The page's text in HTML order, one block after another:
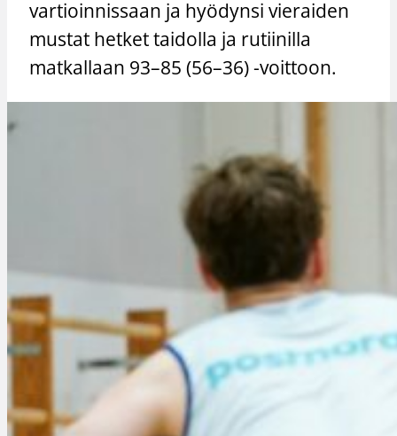
vartioinnissaan ja hyödynsi vieraiden
mustat hetket taidolla ja rutiinilla
matkallaan 93–85 (56–36) -voittoon.